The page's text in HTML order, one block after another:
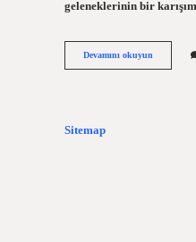
geleneklerinin bir
Devamını okuyun
Amacı
Sitemap